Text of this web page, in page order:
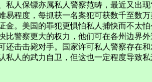
私人保镖亦属私人警察范畴，最近又出
易程度，每抓获一名案犯可获数千至数
金。美国的罪犯更惧怕私人捕快而不太
比警察更大的权力，他们可在各州边界
还击击毙对手。国家许可私人警察存在
私人的武力自卫，但这也一定程度导致